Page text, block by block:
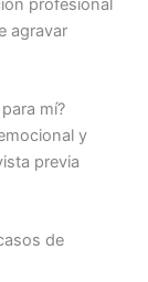
profesional
agravar
mí?
y
previa
de